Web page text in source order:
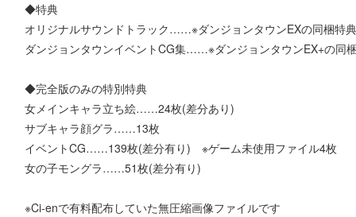
◆特典
オリジナルサウンドトラック……※ダンジョンタウンEXの同梱特典
ダンジョンタウンイベントCG集……※ダンジョンタウンEX+の同
◆完全版のみの特別特典
女メインキャラ立ち絵……24枚(差分あり)
サブキャラ顔グラ……13枚
イベントCG……139枚(差分有り) ※ゲーム未使用ファイル4枚
女の子モングラ……51枚(差分有り)
※Ci-enで有料配布していた無圧縮画像ファイルです